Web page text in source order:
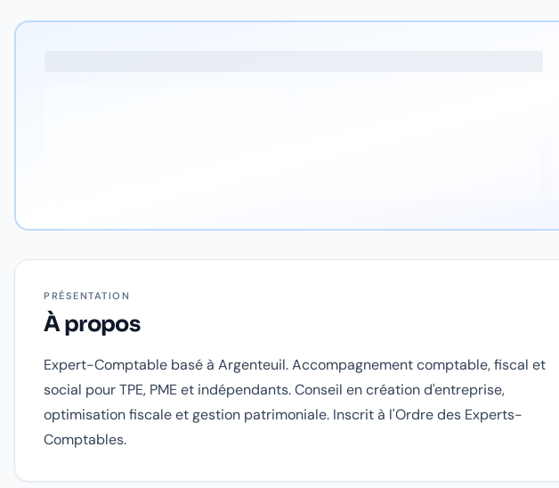
PRÉSENTATION
À propos
Expert-Comptable basé à Argenteuil. Accompagnement comptable, fiscal et
social pour TPE, PME et indépendants. Conseil en création d'entreprise,
optimisation fiscale et gestion patrimoniale. Inscrit à l'Ordre des Experts-
Comptables.